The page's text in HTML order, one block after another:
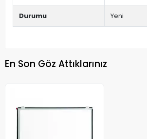
Durumu Yeni
En Son Göz Attıklarınız